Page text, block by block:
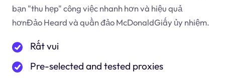
bạn "thu hẹp" công việc nhanh hơn và hiệu quả
hơnĐảo Heard và quần đảo McDonaldGiấy ủy nhiệm.
Rất vui
Pre-selected and tested proxies